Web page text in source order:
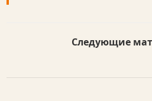
Следующие